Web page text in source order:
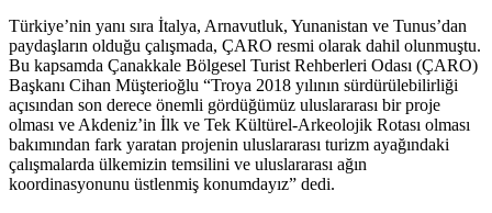
Türkiye’nin yanı sıra İtalya, Arnavutluk, Yunanistan ve Tunus’dan
paydaşların olduğu çalışmada, ÇARO resmi olarak dahil olunmuştu.
Bu kapsamda Çanakkale Bölgesel Turist Rehberleri Odası (ÇARO)
Başkanı Cihan Müşterioğlu “Troya 2018 yılının sürdürülebilirliği
açısından son derece önemli gördüğümüz uluslararası bir proje
olması ve Akdeniz’in İlk ve Tek Kültürel-Arkeolojik Rotası olması
bakımından fark yaratan projenin uluslararası turizm ayağındaki
çalışmalarda ülkemizin temsilini ve uluslararası ağın
koordinasyonunu üstlenmiş konumdayız” dedi.